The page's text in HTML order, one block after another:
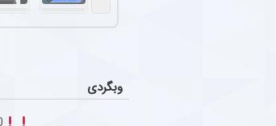
فرهاد مجیدی در
جدایی این ستاره از
دیدیه اندونگ هافبک گابنی
عملکرد تهاجمی
وبگردی